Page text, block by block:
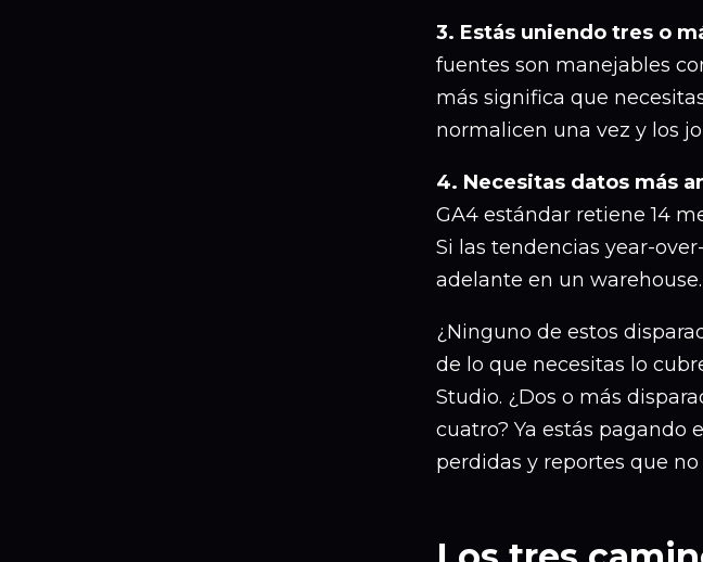
3. Estás uniendo tres o
fuentes son manejables
más significa que
normalicen una vez y los
4. Necesitas datos más
GA4 estándar retiene 14
Si las tendencias year-
adelante en un warehouse.
¿Ninguno de estos
de lo que necesitas lo
Studio. ¿Dos o más
cuatro? Ya estás pagando
perdidas y reportes que no